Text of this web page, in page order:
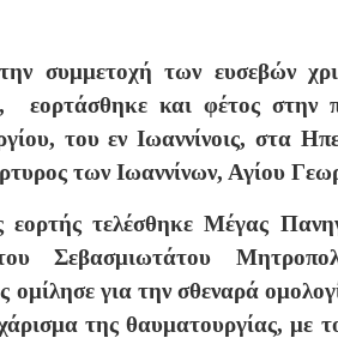
συμμετοχή των ευσεβών
εορτάσθηκε και φέτος στην
του εν Ιωαννίνοις, στα
των Ιωαννίνων, Αγίου
τελέσθηκε Μέγας
του Σεβασμιωτάτου
ομίλησε για την σθεναρά
της θαυματουργίας, με